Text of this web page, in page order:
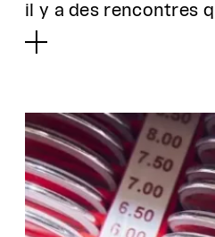
il y a des rencontres